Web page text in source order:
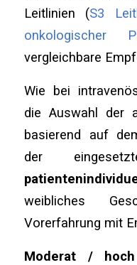
Leitlinien (S3
onkologischer
vergleichbare
Wie bei
die Auswahl der
basierend auf
der
weibliches
Vorerfahrung mit
Moderat /